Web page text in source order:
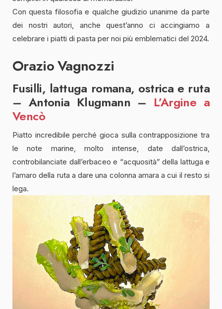
Con questa filosofia e qualche giudizio unanime da parte
dei nostri autori, anche quest’anno ci accingiamo a
celebrare i piatti di pasta per noi più emblematici del 2024.
Orazio Vagnozzi
Fusilli, lattuga romana, ostrica e ruta
– Antonia Klugmann – L’Argine a
Vencò
Piatto incredibile perché gioca sulla contrapposizione tra
le note marine, molto intense, date dall’ostrica,
controbilanciate dall’erbaceo e “acquosità” della lattuga e
l’amaro della ruta a dare una colonna amara a cui il resto si
lega.